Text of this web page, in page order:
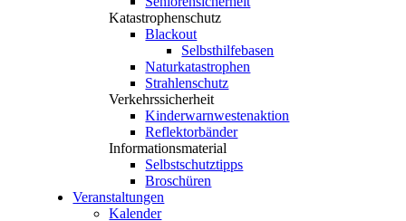
Katastrophenschutz
Blackout
Selbsthilfebasen
Naturkatastrophen
Strahlenschutz
Verkehrssicherheit
Kinderwarnwestenaktion
Reflektorbänder
Informationsmaterial
Selbstschutztipps
Broschüren
Veranstaltungen
Kalender